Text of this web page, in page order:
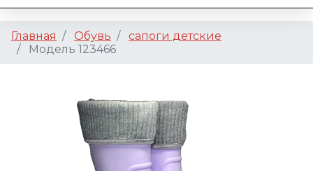
Главная Обувь
сапоги детские
Модель 123466